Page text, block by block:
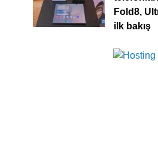
Fold8,
ilk bakış